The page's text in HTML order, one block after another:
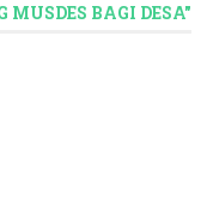
MUSDES BAGI DESA"